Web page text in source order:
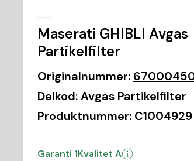
Maserati GHIBLI Avgas
Partikelfilter
Originalnummer:
Delkod:Avgas Partikelfilter
Produktnummer: C1004929
Garanti 1Kvalitet A